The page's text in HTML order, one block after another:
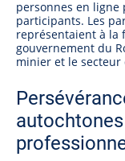
personnes en
participants. Les
représentaient à la
gouvernement du
minier et le secteur